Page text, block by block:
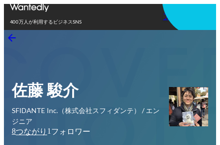
400万人が利用するビジネスSNS
アプリを使う
佐藤 駿介
SFIDANTE Inc.（株式会社スフィダンテ） / エン
ジニア
8つながり 1 フォロワー